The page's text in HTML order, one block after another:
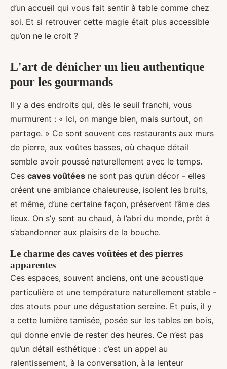
d’un accueil qui vous fait sentir à table comme chez
soi. Et si retrouver cette magie était plus accessible
qu’on ne le croit ?
L'art de dénicher un lieu authentique
pour les gourmands
Il y a des endroits qui, dès le seuil franchi, vous
murmurent : « Ici, on mange bien, mais surtout, on
partage. » Ce sont souvent ces restaurants aux murs
de pierre, aux voûtes basses, où chaque détail
semble avoir poussé naturellement avec le temps.
Ces caves voûtées ne sont pas qu’un décor - elles
créent une ambiance chaleureuse, isolent les bruits,
et même, d’une certaine façon, préservent l’âme des
lieux. On s’y sent au chaud, à l’abri du monde, prêt à
s’abandonner aux plaisirs de la bouche.
Le charme des caves voûtées et des pierres
apparentes
Ces espaces, souvent anciens, ont une acoustique
particulière et une température naturellement stable -
des atouts pour une dégustation sereine. Et puis, il y
a cette lumière tamisée, posée sur les tables en bois,
qui donne envie de rester des heures. Ce n’est pas
qu’un détail esthétique : c’est un appel au
ralentissement, à la conversation, à la lenteur